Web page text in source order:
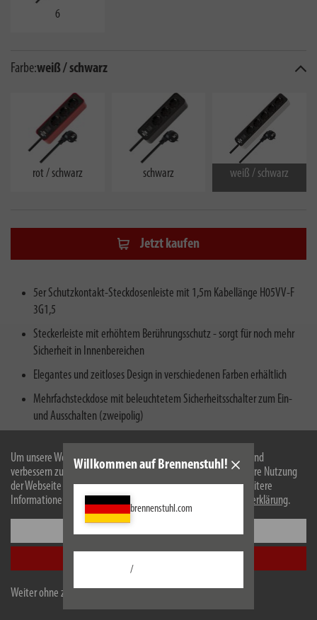
Um unsere Webseite für Sie optimal zu gestalten und fortlaufend
verbessern zu können, verwenden wir Cookies. Durch die weitere Nutzung
der Webseite stimmen Sie der Verwendung von Cookies zu. Weitere
Informationen zu Cookies erhalten Sie in unserer
Datenschutzerklärung.
Weiter ohne zu akzeptieren
Willkommen auf Brennenstuhl!
brennenstuhl.com
/
6
Farbe:weiß / schwarz
rot / schwarz schwarz weiß / schwarz
Jetzt kaufen
5er Schutzkontakt-Steckdosenleiste mit 1,5m Kabellänge H05VV-F
3G1,5
Steckerleiste mit erhöhtem Berührungsschutz - sorgt für noch mehr
Sicherheit in Innenbereichen
Elegantes und zeitloses Design in verschiedenen Farben erhältlich
Mehrfachsteckdose mit beleuchtetem Sicherheitsschalter zum Ein-
und Ausschalten (zweipolig)
Lieferumfang: 1 x Ecolor Steckdosenleiste mit 1,5m Kabel in der Farbe
schwarz/weiß - in bester Qualität von brennenstuhl